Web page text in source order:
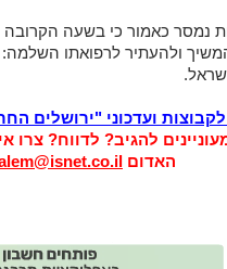
נמסר כאמור כי בשעה הקרובה
ולהעתיר לרפואתו
ועדכוני "ירושלים
להגיב? לדווח? צרו
האדום